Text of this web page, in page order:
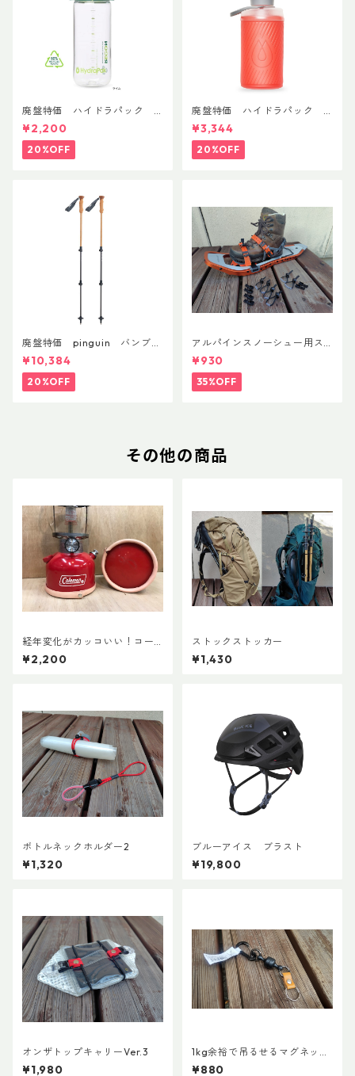
廃盤特価 ハイドラパック
リーコン ツイスト＆シップ 50
0ml
¥2,200
20%OFF
廃盤特価 ハイドラパック
フラックス 750ml
¥3,344
20%OFF
廃盤特価 pinguin バンブー
FLフォーム(ペア)
¥10,384
20%OFF
アルパインスノーシュー用ス
トラップキャッチ(ペア)
¥930
35%OFF
その他の商品
経年変化がカッコいい！コー
ルマン・ランタン用ボトムレ
ザーカバー135mm
¥2,200
ストックストッカー
¥1,430
ボトルネックホルダー2
¥1,320
ブルーアイス ブラスト
¥19,800
オンザトップキャリーVer.3
¥1,980
1kg余裕で吊るせるマグネット
キーホルダー
¥880